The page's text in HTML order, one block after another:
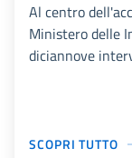
Al centro
Ministero delle
diciannove
SCOPRI TUTTO